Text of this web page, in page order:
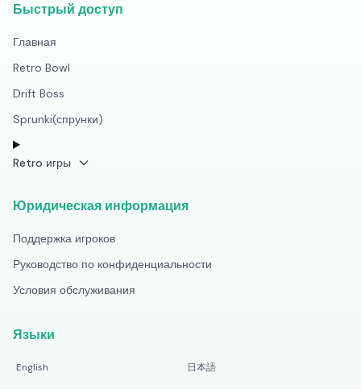
Быстрый доступ
Главная
Retro Bowl
Drift Boss
Sprunki(спрунки)
Retro игры
Юридическая информация
Поддержка игроков
Руководство по конфиденциальности
Условия обслуживания
Языки
English
日本語